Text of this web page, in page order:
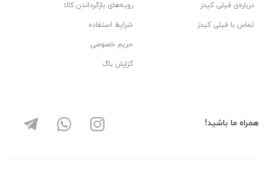
درباره‌ی فیلی کیدز
تماس با فیلی کیدز
رویه‌های بازگرداندن کالا
شرایط استفاده
حریم خصوصی
گزارش باگ
همراه ما باشید!